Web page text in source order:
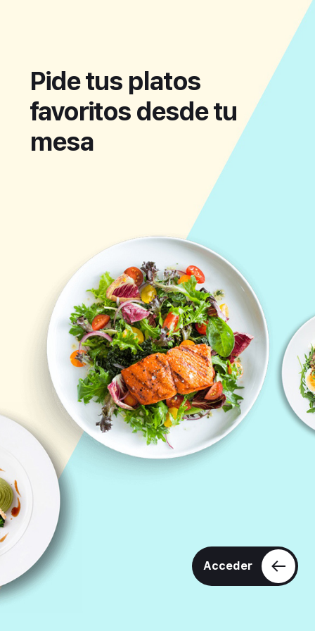
Pide tus platos
favoritos desde tu
mesa
Acceder